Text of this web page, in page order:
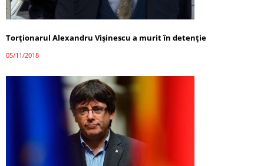
Torţionarul Alexandru Vişinescu a murit în detenție
05/11/2018